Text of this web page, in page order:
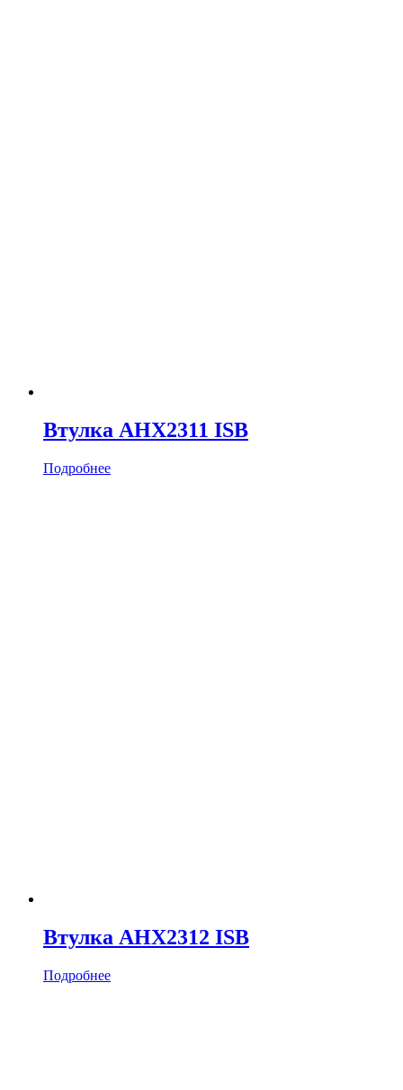
Втулка AHX2311 ISB
Подробнее
Втулка AHX2312 ISB
Подробнее